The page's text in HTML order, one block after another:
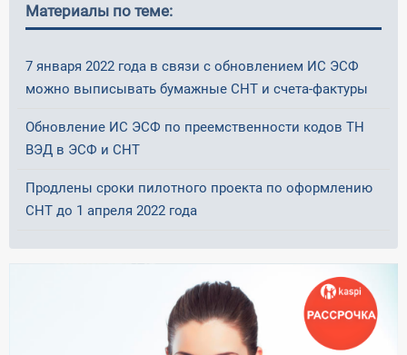
Материалы по теме:
7 января 2022 года в связи с обновлением ИС ЭСФ
можно выписывать бумажные СНТ и счета-фактуры
Обновление ИС ЭСФ по преемственности кодов ТН
ВЭД в ЭСФ и СНТ
Продлены сроки пилотного проекта по оформлению
СНТ до 1 апреля 2022 года